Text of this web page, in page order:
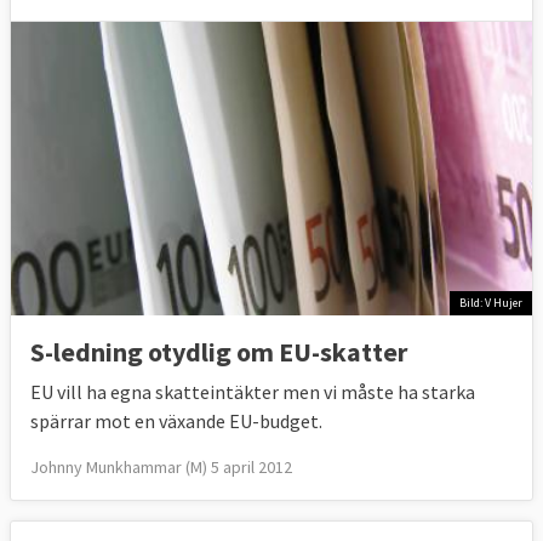
Bild: V Hujer
S-ledning otydlig om EU-skatter
EU vill ha egna skatteintäkter men vi måste ha starka
spärrar mot en växande EU-budget.
Johnny Munkhammar (M) 5 april 2012